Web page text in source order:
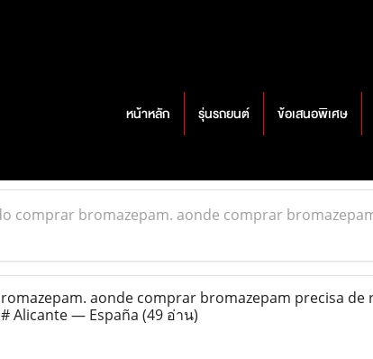
หน้าหลัก รุ่นรถยนต์ ข้อเสนอพิเศษ
comprar bromazepam. aonde comprar
aonde comprar bromazepam precisa de
Alicante — España (49 อ่าน)